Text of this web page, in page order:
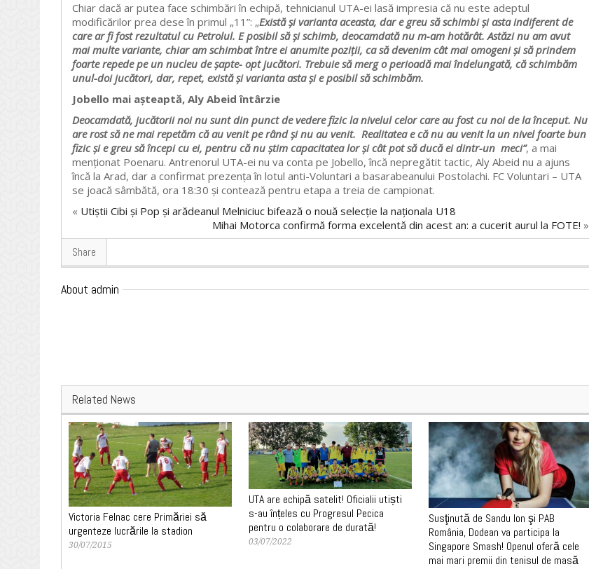
Chiar dacă ar putea face schimbări în echipă, tehnicianul UTA-ei lasă impresia că nu este adeptul
modificărilor prea dese în primul „11”: „Există și varianta aceasta, dar e greu să schimbi și asta indiferent de
care ar fi fost rezultatul cu Petrolul. E posibil să și schimb, deocamdată nu m-am hotărât. Astăzi nu am avut
mai multe variante, chiar am schimbat între ei anumite poziții, ca să devenim cât mai omogeni și să prindem
foarte repede pe un nucleu de șapte- opt jucători. Trebuie să merg o perioadă mai îndelungată, că schimbăm
unul-doi jucători, dar, repet, există și varianta asta și e posibil să schimbăm.
Jobello mai așteaptă, Aly Abeid întârzie
Deocamdată, jucătorii noi nu sunt din punct de vedere fizic la nivelul celor care au fost cu noi de la început. Nu
are rost să ne mai repetăm că au venit pe rând și nu au venit. Realitatea e că nu au venit la un nivel foarte bun
fizic și e greu să începi cu ei, pentru că nu știm capacitatea lor și cât pot să ducă ei dintr-un meci”, a mai
menționat Poenaru. Antrenorul UTA-ei nu va conta pe Jobello, încă nepregătit tactic, Aly Abeid nu a ajuns
încă la Arad, dar a confirmat prezența în lotul anti-Voluntari a basarabeanului Postolachi. FC Voluntari – UTA
se joacă sâmbătă, ora 18:30 și contează pentru etapa a treia de campionat.
« Utiștii Cibi și Pop și arădeanul Melniciuc bifează o nouă selecție la naționala U18
Mihai Motorca confirmă forma excelentă din acest an: a cucerit aurul la FOTE! »
Share
About admin
Related News
Victoria Felnac cere Primăriei să
urgenteze lucrările la stadion
30/07/2015
UTA are echipă satelit! Oficialii utiști
s-au înțeles cu Progresul Pecica
pentru o colaborare de durată!
03/07/2022
Susţinută de Sandu Ion şi PAB
România, Dodean va participa la
Singapore Smash! Openul oferă cele
mai mari premii din tenisul de masă